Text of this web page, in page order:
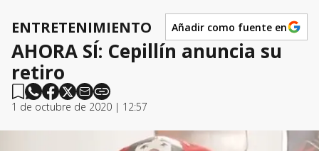
ENTRETENIMIENTO Añadir como fuente en
AHORA SÍ: Cepillín anuncia su
retiro
1 de octubre de 2020 | 12:57